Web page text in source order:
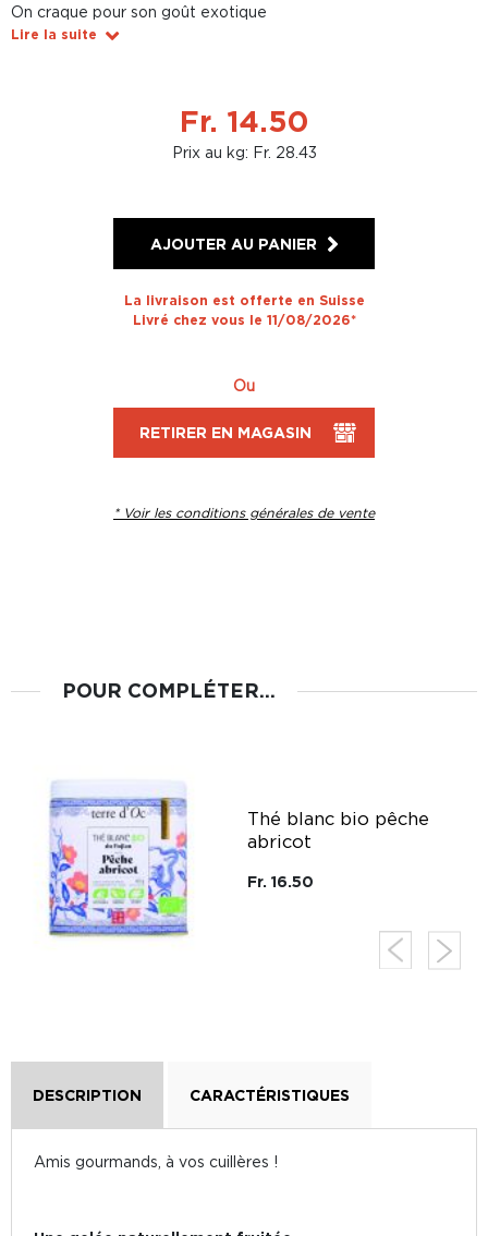
On craque pour son goût exotique
Lire la suite
Fr. 14.50
Prix au kg: Fr. 28.43
AJOUTER AU PANIER
La livraison est offerte en Suisse
Livré chez vous le 11/08/2026*
Ou
RETIRER EN MAGASIN
* Voir les conditions générales de vente
POUR COMPLÉTER...
Thé blanc bio pêche
abricot
Fr. 16.50
DESCRIPTION CARACTÉRISTIQUES
Amis gourmands, à vos cuillères !